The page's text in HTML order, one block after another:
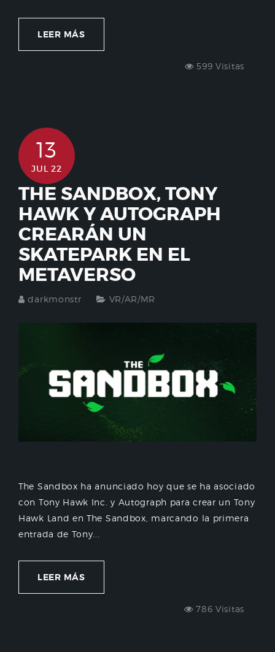
LEER MÁS
599 Visitas
13
JUL 22
THE SANDBOX, TONY
HAWK Y AUTOGRAPH
CREARÁN UN
SKATEPARK EN EL
METAVERSO
darkmonstr VR/AR/MR
The Sandbox ha anunciado hoy que se ha asociado
con Tony Hawk Inc. y Autograph para crear un Tony
Hawk Land en The Sandbox, marcando la primera
entrada de Tony...
LEER MÁS
786 Visitas